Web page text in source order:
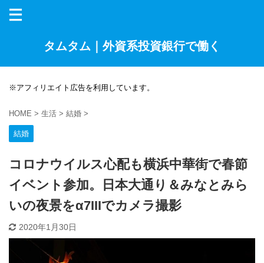
タムタム｜外資系投資銀行で働く
※アフィリエイト広告を利用しています。
HOME > 生活 > 結婚 >
結婚
コロナウイルス心配も横浜中華街で春節
イベント参加。日本大通り＆みなとみら
いの夜景をα7IIIでカメラ撮影
2020年1月30日